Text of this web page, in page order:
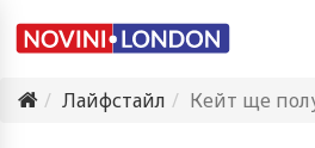
Лайфстайл
Кейт ще